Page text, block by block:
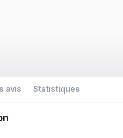
avis Statistiques